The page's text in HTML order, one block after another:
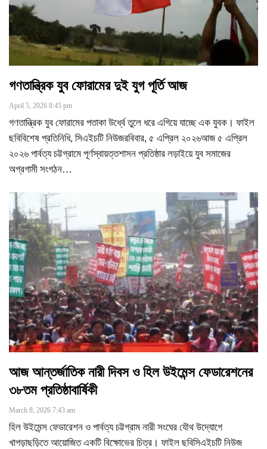
গণতান্ত্রিক যুব ফোরামের দুই যুগ পূর্তি আজ
April 5, 2026 8:45 pm
গণতান্ত্রিক যুব ফোরামের পতাকা উর্ধ্বে তুলে ধরে এগিয়ে যাচ্ছে এক যুবক। ফাইল
ছবিবিশেষ প্রতিনিধি, সিএইচটি নিউজরবিবার, ৫ এপ্রিল ২০২৬আজ ৫ এপ্রিল
২০২৬ পার্বত্য চট্টগ্রামে পূর্ণস্বায়ত্তশাসন প্রতিষ্ঠার লড়াইয়ে যুব সমাজের
অগ্রগামী সংগঠন…
আজ আন্তর্জাতিক নারী দিবস ও হিল উইমেন্স ফেডারেশনের
৩৮তম প্রতিষ্ঠাবার্ষিকী
March 8, 2026 7:43 am
হিল উইমেন্স ফেডারেশন ও পার্বত্য চট্টগ্রাম নারী সংঘের যৌথ উদ্যোগে
খাগড়াছড়িতে আয়োজিত একটি বিক্ষোভের চিত্র। ফাইল ছবিসিএইচটি নিউজ